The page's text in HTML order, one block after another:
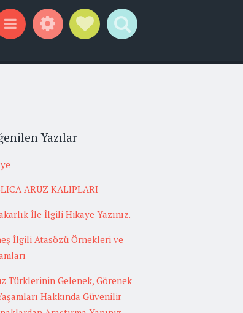
Yazılar
ARUZ KALIPLARI
İle İlgili Hikaye Yazınız.
İlgili Atasözü Örnekleri ve
Türklerinin Gelenek, Görenek
Hakkında Güvenilir